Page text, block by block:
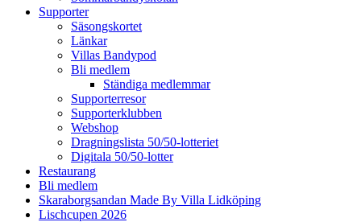
Supporter
Säsongskortet
Länkar
Villas Bandypod
Bli medlem
Ständiga medlemmar
Supporterresor
Supporterklubben
Webshop
Dragningslista 50/50-lotteriet
Digitala 50/50-lotter
Restaurang
Bli medlem
Skaraborgsandan Made By Villa Lidköping
Lischcupen 2026